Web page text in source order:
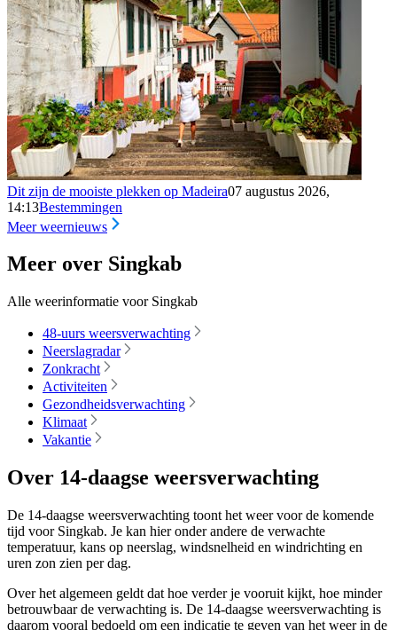
Dit zijn de mooiste plekken op Madeira07 augustus 2026,
14:13Bestemmingen
Meer weernieuws
Meer over Singkab
Alle weerinformatie voor Singkab
48-uurs weersverwachting
Neerslagradar
Zonkracht
Activiteiten
Gezondheidsverwachting
Klimaat
Vakantie
Over 14-daagse weersverwachting
De 14-daagse weersverwachting toont het weer voor de komende
tijd voor Singkab. Je kan hier onder andere de verwachte
temperatuur, kans op neerslag, windsnelheid en windrichting en
uren zon zien per dag.
Over het algemeen geldt dat hoe verder je vooruit kijkt, hoe minder
betrouwbaar de verwachting is. De 14-daagse weersverwachting is
daarom vooral bedoeld om een indicatie te geven van het weer in de